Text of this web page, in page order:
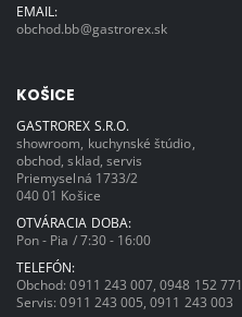
EMAIL:
obchod.bb@gastrorex.sk
KOŠICE
GASTROREX S.R.O.
showroom, kuchynské štúdio,
obchod, sklad, servis
Priemyselná 1733/2
040 01 Košice
OTVÁRACIA DOBA:
Pon - Pia / 7:30 - 16:00
TELEFÓN:
Obchod:0911 243 007,0948 152 771
Servis:0911 243 005,0911 243 003